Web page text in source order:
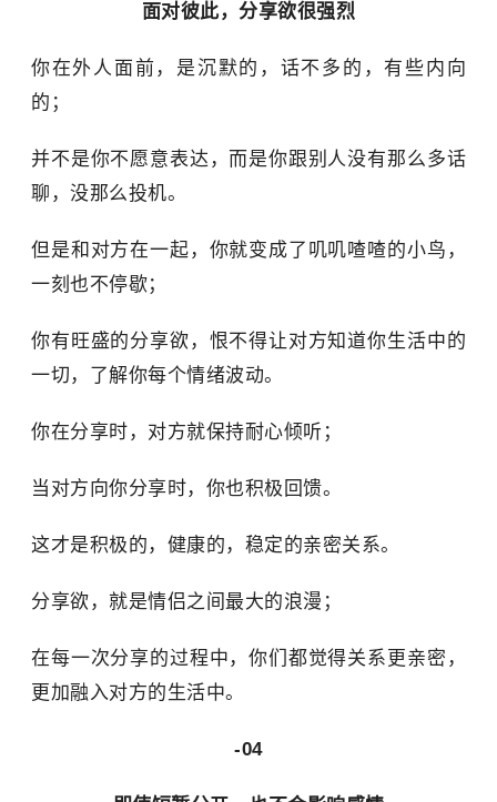
面对彼此，分享欲很强烈
你在外人面前，是沉默的，话不多的，有些内向
的；
并不是你不愿意表达，而是你跟别人没有那么多话
聊，没那么投机。
但是和对方在一起，你就变成了叽叽喳喳的小鸟，
一刻也不停歇；
你有旺盛的分享欲，恨不得让对方知道你生活中的
一切，了解你每个情绪波动。
你在分享时，对方就保持耐心倾听；
当对方向你分享时，你也积极回馈。
这才是积极的，健康的，稳定的亲密关系。
分享欲，就是情侣之间最大的浪漫；
在每一次分享的过程中，你们都觉得关系更亲密，
更加融入对方的生活中。
-04